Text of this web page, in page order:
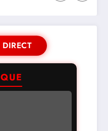
DIRECT